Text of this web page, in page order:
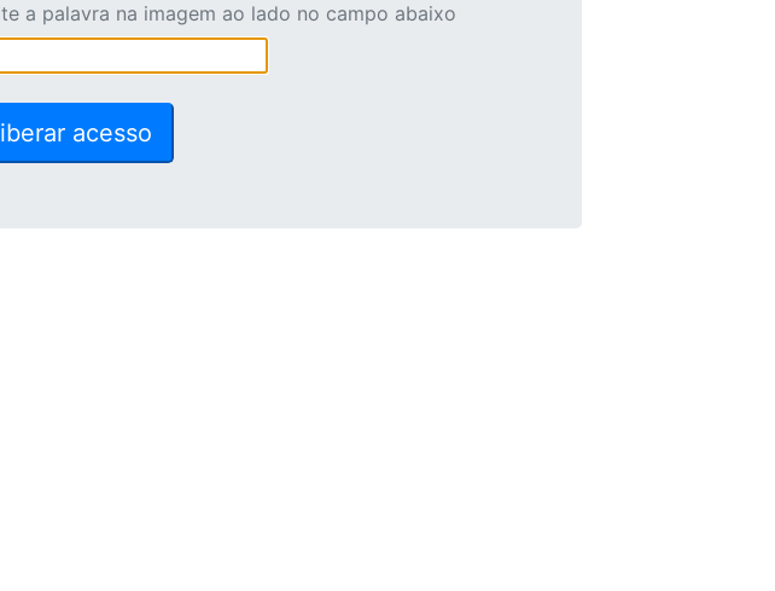
a palavra na imagem ao lado no campo abaixo